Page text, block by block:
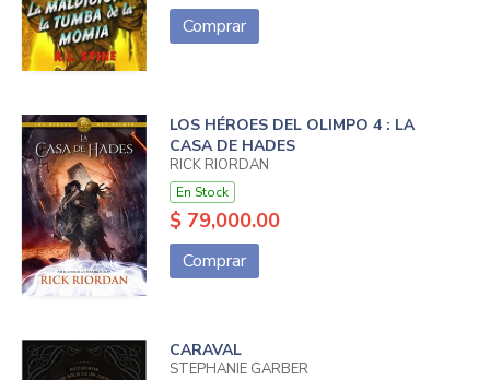
Comprar
LOS HÉROES DEL OLIMPO 4 : LA
CASA DE HADES
RICK RIORDAN
En Stock
$ 79,000.00
Comprar
CARAVAL
STEPHANIE GARBER